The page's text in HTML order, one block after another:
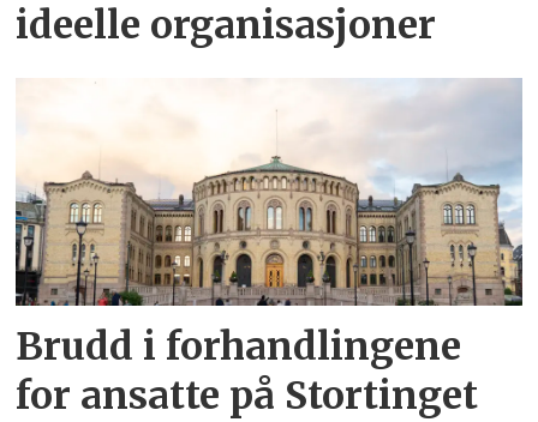
ideelle organisasjoner
Brudd i forhandlingene
for ansatte på Stortinget